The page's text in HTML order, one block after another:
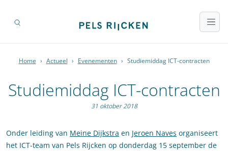
Home › Actueel › Evenementen › Studiemiddag ICT-contracten
Studiemiddag ICT-contracten
31 oktober 2018
Onder leiding van Meine Dijkstra en Jeroen Naves organiseert
het ICT-team van Pels Rijcken op donderdag 15 september de